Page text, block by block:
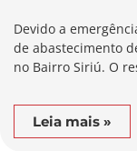
Devido a
de abastecimento
no Bairro Siriú. O
Leia mais »